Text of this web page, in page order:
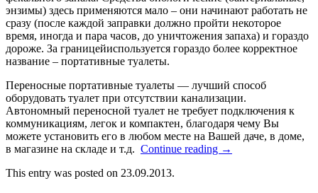
энзимы) здесь применяются мало – они начинают работать не
сразу (после каждой заправки должно пройти некоторое
время, иногда и пара часов, до уничтожения запаха) и гораздо
дороже. За границейиспользуется гораздо более корректное
название – портативные туалеты.
Переносные портативные туалеты — лучший способ
оборудовать туалет при отсутствии канализации.
Автономный переносной туалет не требует подключения к
коммуникациям, легок и компактен, благодаря чему Вы
можете установить его в любом месте на Вашей даче, в доме,
в магазине на складе и т.д. Continue reading →
This entry was posted on 23.09.2013.